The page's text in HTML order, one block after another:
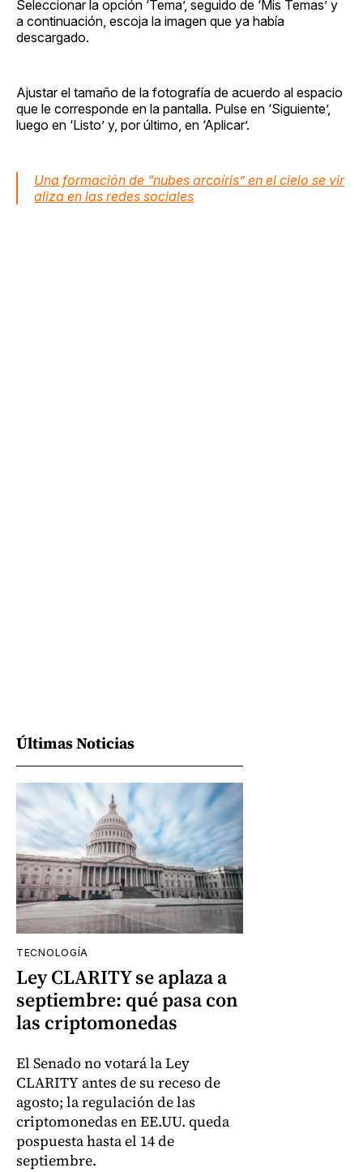
Seleccionar la opción ‘Tema’, seguido de ‘Mis Temas’ y
a continuación, escoja la imagen que ya había
descargado.
Ajustar el tamaño de la fotografía de acuerdo al espacio
que le corresponde en la pantalla. Pulse en ‘Siguiente’,
luego en ‘Listo’ y, por último, en ‘Aplicar’.
Una formación de “nubes arcoíris” en el cielo se vir
aliza en las redes sociales
Últimas Noticias
TECNOLOGÍA
Ley CLARITY se aplaza a
septiembre: qué pasa con
las criptomonedas
El Senado no votará la Ley
CLARITY antes de su receso de
agosto; la regulación de las
criptomonedas en EE.UU. queda
pospuesta hasta el 14 de
septiembre.